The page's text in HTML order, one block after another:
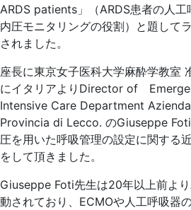
ARDS patients」（ARDS患者の人
内圧モニタリングの役割）と題して
されました。
座長に東京女子医科大学麻酔学教室
にイタリアよりDirector of
Intensive Care Department
Provincia di Lecco. のGiuseppe
圧を用いた呼吸管理の設定に関する
をして頂きました。
Giuseppe Foti先生は20年以上前よ
動されており、ECMOや人工呼吸器